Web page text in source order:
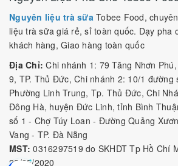
3.000.000
ĐĂNG KÝ NHẬN TIN
Đăng ký để nhận thông tin